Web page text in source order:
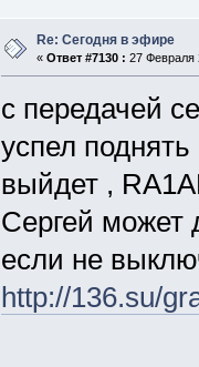
Re: Сегодня в эфире
« Ответ #7130 : 27 Февраля
с передачей
успел
выйдет ,
Сергей может
если не
http://136.su/